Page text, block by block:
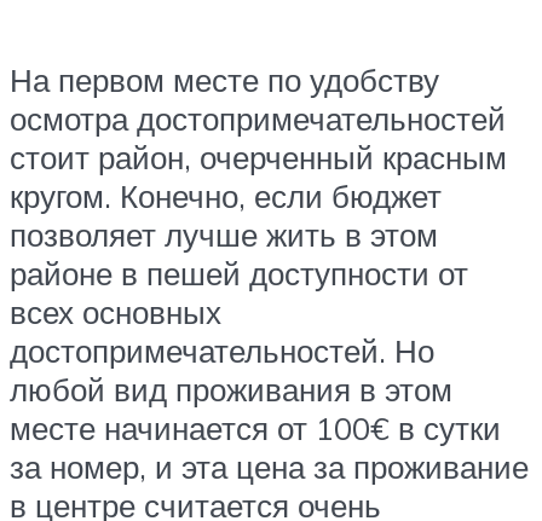
На первом месте по удобству
осмотра достопримечательностей
стоит район, очерченный красным
кругом. Конечно, если бюджет
позволяет лучше жить в этом
районе в пешей доступности от
всех основных
достопримечательностей. Но
любой вид проживания в этом
месте начинается от 100€ в сутки
за номер, и эта цена за проживание
в центре считается очень